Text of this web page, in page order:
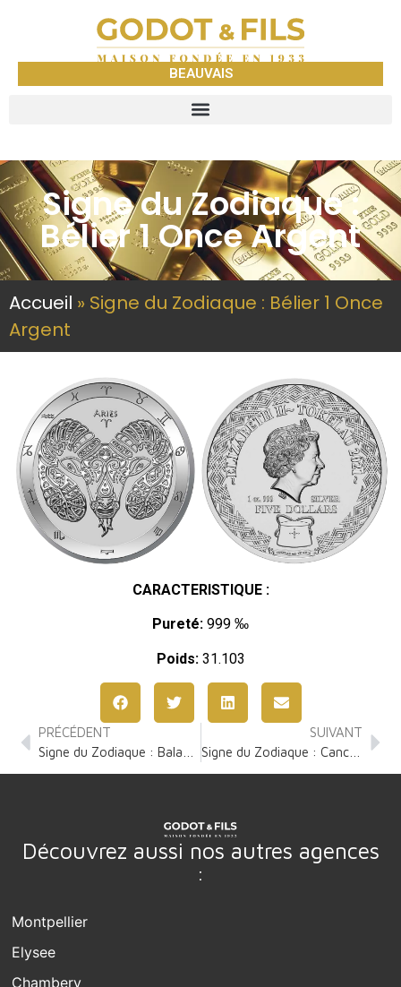
BEAUVAIS
Signe du Zodiaque :
Bélier 1 Once Argent
Accueil » Signe du Zodiaque : Bélier 1 Once
Argent
CARACTERISTIQUE :
Pureté: 999 ‰
Poids:31.103
PRÉCÉDENT
SUIVANT
Signe du Zodiaque : Cancer 1 Once Argent
Découvrez aussi nos autres agences
:
Montpellier
Elysee
Chambery